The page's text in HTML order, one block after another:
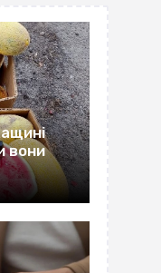
вони